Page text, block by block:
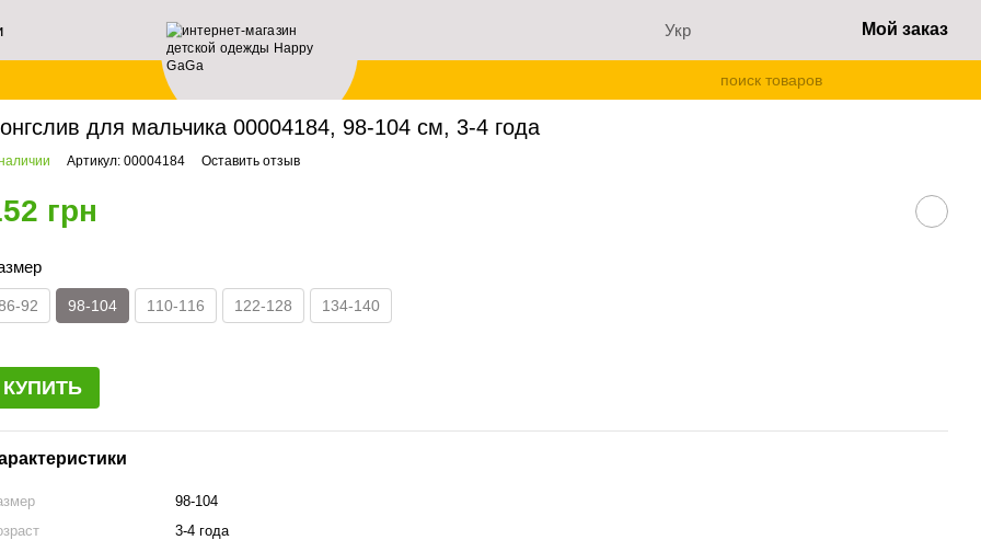
Укр Мой заказ
Лонгсливы Лонгслив для мальчика 00004184, 98-104 см, 3-4 года
для мальчика 00004184, 98-104 см, 3-4 года
Артикул: 00004184 Оставить отзыв
грн
92 98-104 110-116 122-128 134-140
КУПИТЬ
98-104
3-4 года